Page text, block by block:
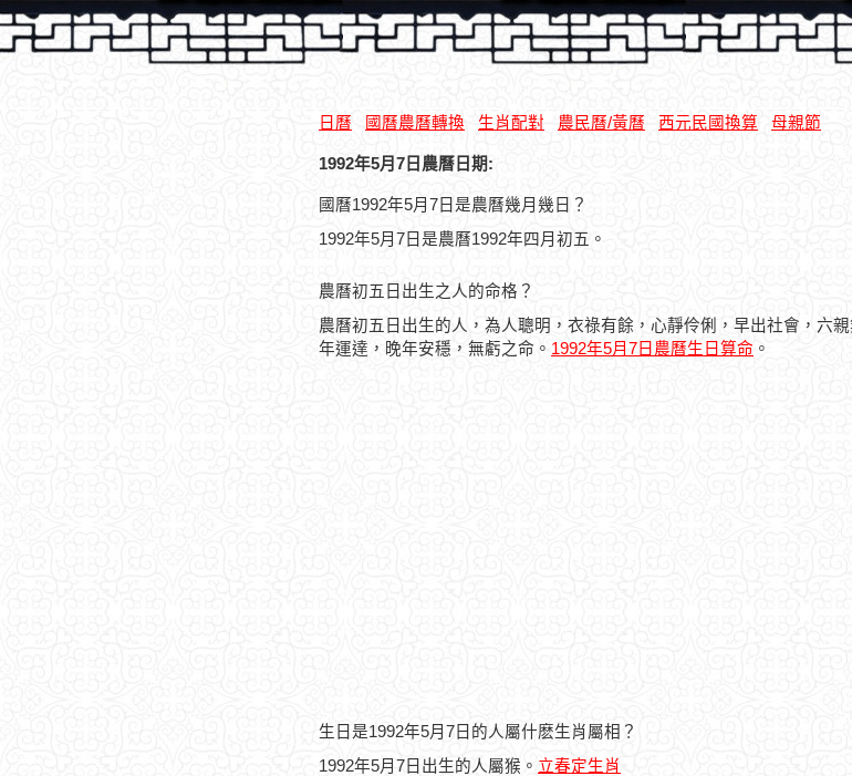
日曆 國曆農曆轉換 生肖配對 農民曆/黃曆 西元民國換算 母親節
1992年5月7日農曆日期:
國曆1992年5月7日是農曆幾月幾日？
1992年5月7日是農曆1992年四月初五。
農曆初五日出生之人的命格？
農曆初五日出生的人，為人聰明，衣祿有餘，心靜伶俐，早出社會，六
年運達，晚年安穩，無虧之命。 1992年5月7日農曆生日算命 。
生日是1992年5月7日的人屬什麽生肖屬相？
1992年5月7日出生的人屬猴。 立春定生肖